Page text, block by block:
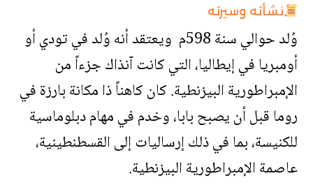
نشأته وسيرته
وُلد حوالي سنة 598م ويعتقد أنه وُلد في تودي أو
أومبريا في إيطاليا، التي كانت آنذاك جزءاً من
الإمبراطورية البيزنطية. كان كاهناً ذا مكانة بارزة في
روما قبل أن يصبح بابا، وخدم في مهام دبلوماسية
للكنيسة، بما في ذلك إرساليات إلى القسطنطينية،
عاصمة الإمبراطورية البيزنطية.